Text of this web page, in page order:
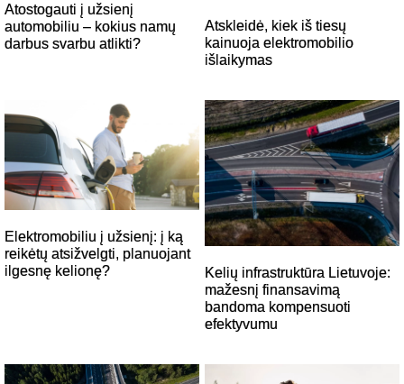
Atostogauti į užsienį
automobiliu – kokius namų
darbus svarbu atlikti?
Atskleidė, kiek iš tiesų
kainuoja elektromobilio
išlaikymas
Elektromobiliu į užsienį: į ką
reikėtų atsižvelgti, planuojant
ilgesnę kelionę?
Kelių infrastruktūra Lietuvoje:
mažesnį finansavimą
bandoma kompensuoti
efektyvumu